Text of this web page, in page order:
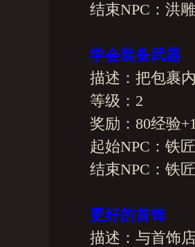
结束NPC：洪雕
学会装备武器
描述：把包裹内
等级：2
奖励：80经验
起始NPC：铁匠
结束NPC：铁匠
更好的首饰
描述：与首饰店